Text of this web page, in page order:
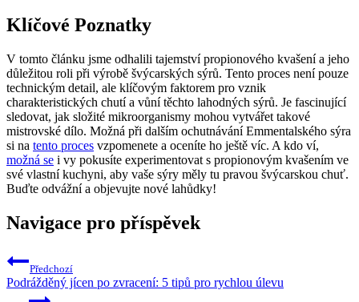
Klíčové Poznatky
V tomto článku jsme odhalili tajemství propionového kvašení a jeho
důležitou roli při výrobě švýcarských sýrů. Tento proces není pouze
technickým detail, ale klíčovým faktorem pro vznik
charakteristických chutí a vůní těchto lahodných sýrů. Je fascinující
sledovat, jak složité mikroorganismy mohou vytvářet takové
mistrovské dílo. Možná při dalším ochutnávání Emmentalského sýra
si na tento proces vzpomenete a oceníte ho ještě víc. A kdo ví,
možná se i vy pokusíte experimentovat s propionovým kvašením ve
své vlastní kuchyni, aby vaše sýry měly tu pravou švýcarskou chuť.
Buďte odvážní a objevujte nové lahůdky!
Navigace pro příspěvek
Předchozí
Podrážděný jícen po zvracení: 5 tipů pro rychlou úlevu